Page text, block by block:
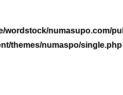
wordstock/numasupo.com/
themes/numaspo/single.php